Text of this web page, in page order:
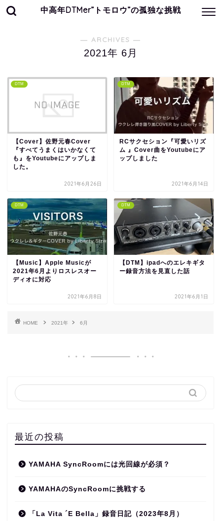
中高年DTMer”トモロウ”の孤独な挑戦
― ARCHIVES ―
2021年 6月
DTM
【Cover】佐野元春Cover
『すべてうまくはいかなくて
も』をYoutubeにアップしま
した。
2021年6月26日
DTM
RCサクセション『可愛いリズ
ム 』Cover曲をYoutubeにア
ップしました
2021年6月14日
DTM
【Music】Apple Musicが
2021年6月よりロスレスオー
ディオに対応
2021年6月8日
DTM
【DTM】ipadへのエレキギタ
ー録音方法を見直した話
2021年6月1日
HOME 2021年 6月
最近の投稿
YAMAHA SyncRoomには光回線が必須？
YAMAHAのSyncRoomに挑戦する
「La Vita ´E Bella」録音日記（2023年8月）